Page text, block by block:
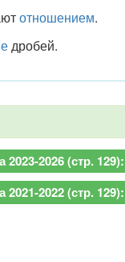
отношением.
дробей.
2026 (стр. 129):
2022 (стр. 129):